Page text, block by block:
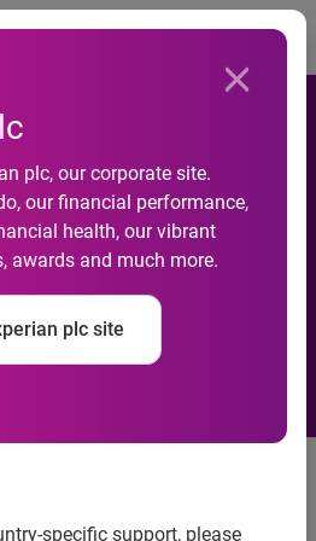
plc, our corporate site.
our financial performance,
health, our vibrant
awards and much more.
plc site
specific support, please
Por La
Por La